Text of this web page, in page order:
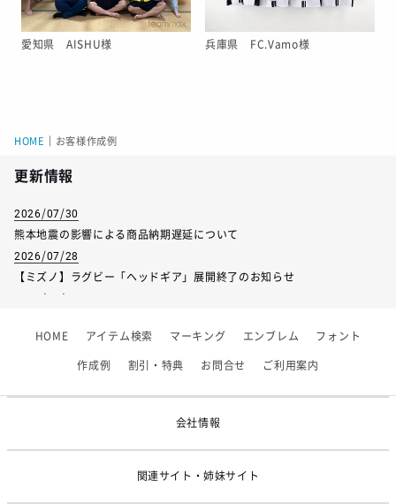
愛知県 AISHU様 兵庫県 FC.Vamo様
HOME お客様作成例
更新情報
2026/07/30
熊本地震の影響による商品納期遅延について
2026/07/28
【ミズノ】ラグビー「ヘッドギア」展開終了のお知らせ
2026/06/09
【アシックス】一部商品「生地の在庫限り」廃盤のお知らせ
HOME アイテム検索 マーキング エンブレム フォント
作成例 割引・特典 お問合せ ご利用案内
会社情報
関連サイト・姉妹サイト